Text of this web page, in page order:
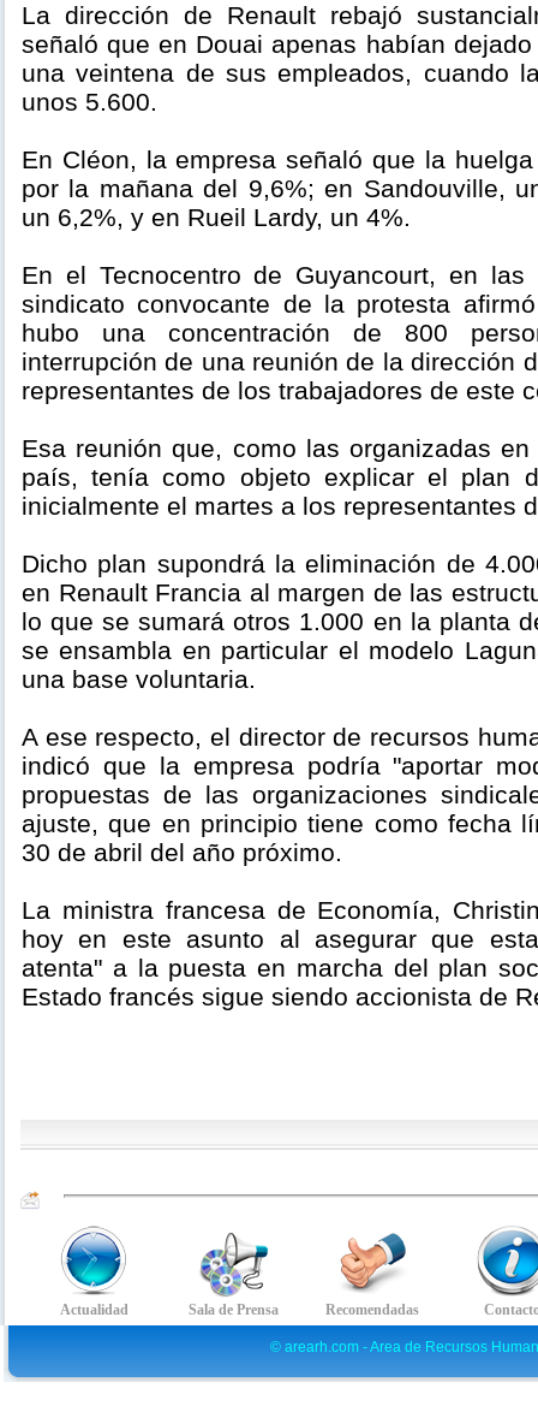
La dirección de Renault rebajó
señaló que en Douai apenas habían
una veintena de sus empleados, cuando
unos 5.600.
En Cléon, la empresa señaló que la
por la mañana del 9,6%; en Sandouville,
un 6,2%, y en Rueil Lardy, un 4%.
En el Tecnocentro de Guyancourt, en
sindicato convocante de la protesta
hubo una concentración de 800
interrupción de una reunión de la dirección
representantes de los trabajadores de este
Esa reunión que, como las organizadas
país, tenía como objeto explicar el plan
inicialmente el martes a los representantes
Dicho plan supondrá la eliminación de
en Renault Francia al margen de las
lo que se sumará otros 1.000 en la planta
se ensambla en particular el modelo
una base voluntaria.
A ese respecto, el director de recursos
indicó que la empresa podría "aportar
propuestas de las organizaciones
ajuste, que en principio tiene como fecha
30 de abril del año próximo.
La ministra francesa de Economía,
hoy en este asunto al asegurar que
atenta" a la puesta en marcha del plan
Estado francés sigue siendo accionista de
© arearh.com - Area de Recursos